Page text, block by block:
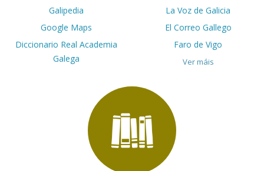
Galipedia
Google Maps
Diccionario Real Academia
Galega
La Voz de Galicia
El Correo Gallego
Faro de Vigo
Ver máis